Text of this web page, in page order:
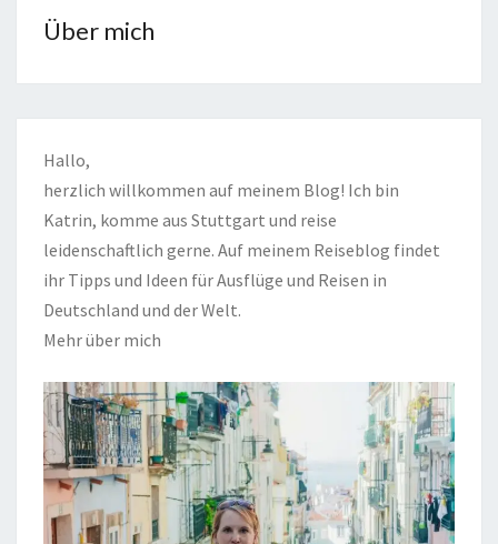
Über mich
Hallo,
herzlich willkommen auf meinem Blog! Ich bin
Katrin, komme aus Stuttgart und reise
leidenschaftlich gerne. Auf meinem Reiseblog findet
ihr Tipps und Ideen für Ausflüge und Reisen in
Deutschland und der Welt.
Mehr über mich